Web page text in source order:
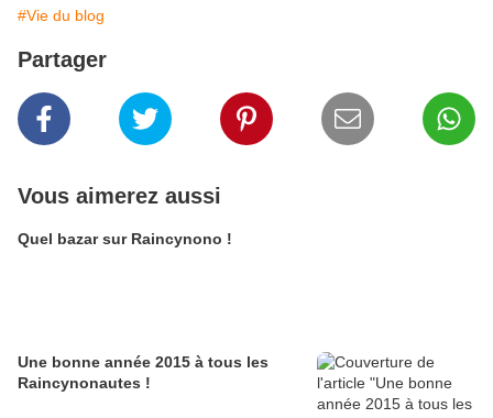
#Vie du blog
Partager
Vous aimerez aussi
Quel bazar sur Raincynono !
Une bonne année 2015 à tous les
Raincynonautes !